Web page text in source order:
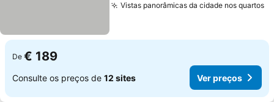
Vistas panorâmicas da cidade nos quartos
De € 189
Consulte os preços de 12 sites Ver preços